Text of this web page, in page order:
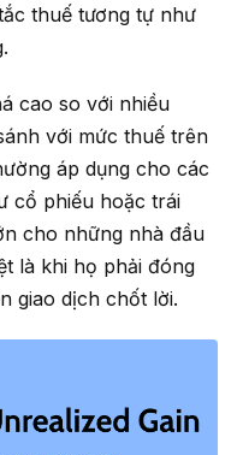
thuế tương tự như
cao so với nhiều
với mức thuế trên
áp dụng cho các
cổ phiếu hoặc trái
cho những nhà đầu
là khi họ phải đóng
giao dịch chốt lời.